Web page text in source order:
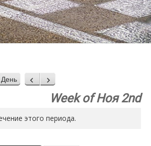
День Назад
Вперед
Week of Ноя 2nd
этого периода.